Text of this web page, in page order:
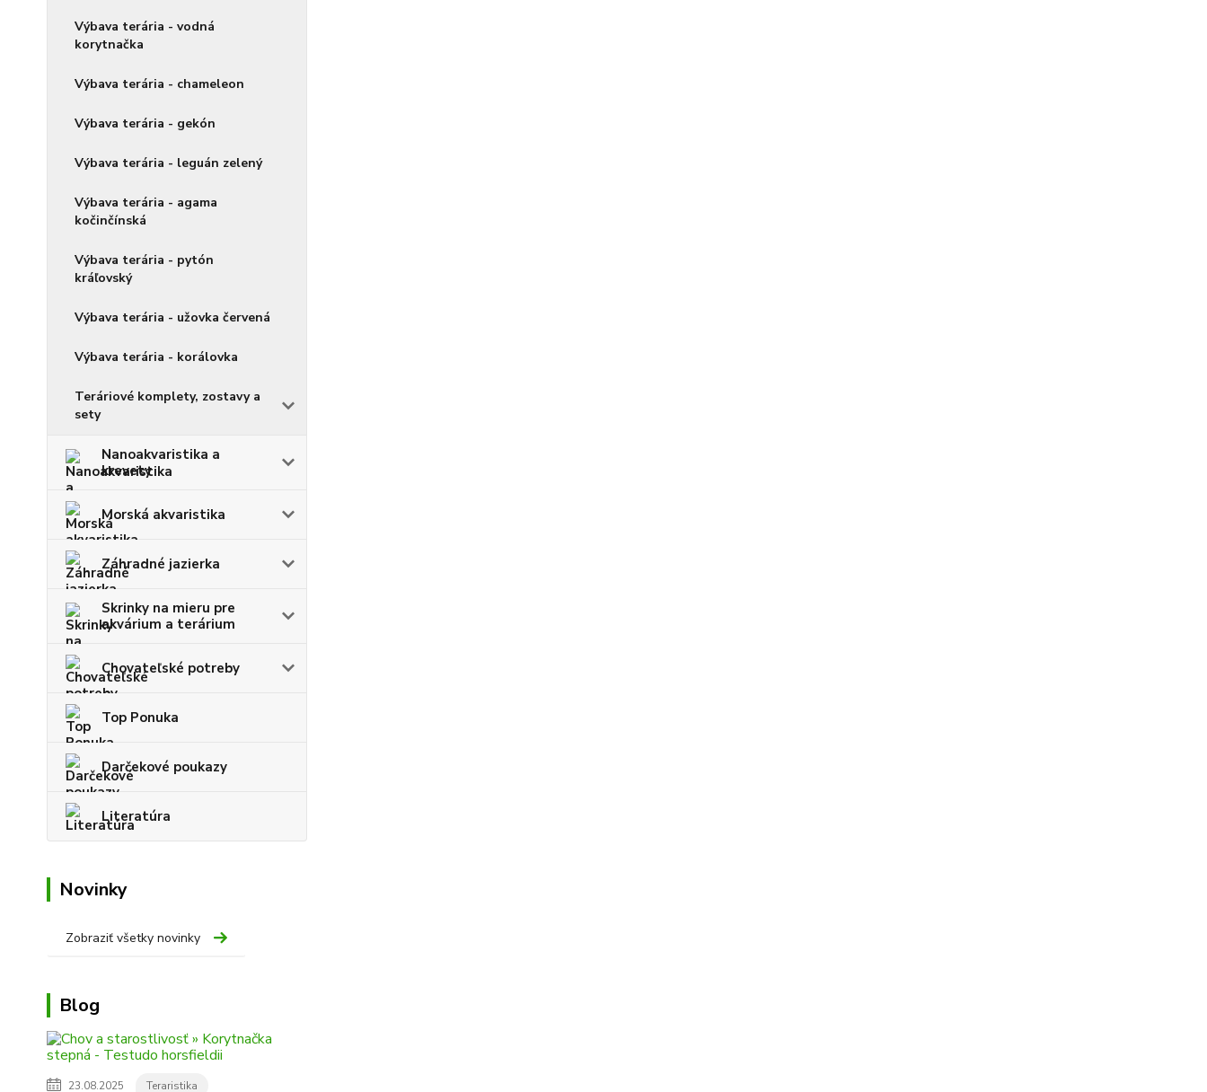
Výbava terária - vodná
korytnačka
Výbava terária - chameleon
Výbava terária - gekón
Výbava terária - leguán zelený
Výbava terária - agama
kočinčínská
Výbava terária - pytón
kráľovský
Výbava terária - užovka červená
Výbava terária - korálovka
Teráriové komplety, zostavy a
sety
Nanoakvaristika a
krevety
Morská akvaristika
Záhradné jazierka
Skrinky na mieru pre
akvárium a terárium
Chovateľské potreby
Top Ponuka
Darčekové poukazy
Literatúra
Novinky
Zobraziť všetky novinky
Blog
23.08.2025 Teraristika